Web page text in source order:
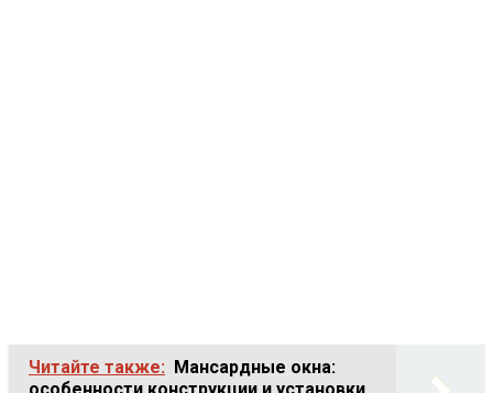
Читайте также: Мансардные окна: